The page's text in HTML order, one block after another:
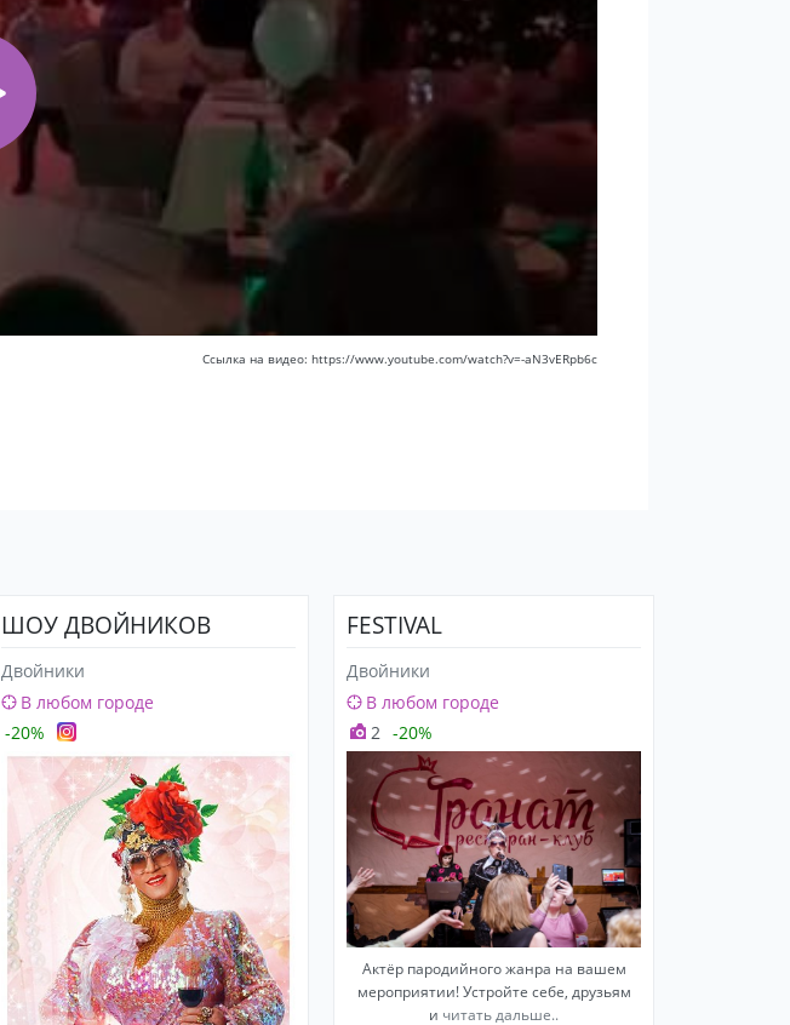
Ссылка на видео: https://www.youtube.com/watch?v=-aN3vERpb6c
ШОУ ДВОЙНИКОВ
Двойники
В любом городе
-20%
FESTIVAL
Двойники
В любом городе
2 -20%
Актёр пародийного жанра на вашем
мероприятии! Устройте себе, друзьям
и читать дальше..